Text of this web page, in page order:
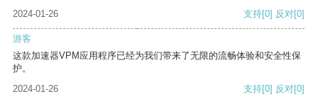
2024-01-26 支持[0] 反对[0]
游客
这款加速器VPM应用程序已经为我们带来了无限的流畅体验和安全性保
护。
2024-01-26
支持[0] 反对[0]